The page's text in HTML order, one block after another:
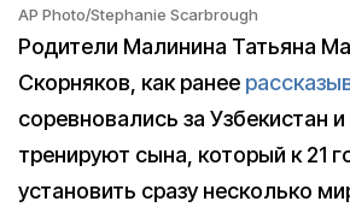
AP Photo/Stephanie Scarbrough
Родители Малинина Татьяна
Скорняков, как ранее
соревновались за Узбекистан
тренируют сына, который к 21
установить сразу несколько